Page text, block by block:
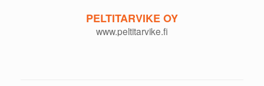
PELTITARVIKE OY
www.peltitarvike.fi